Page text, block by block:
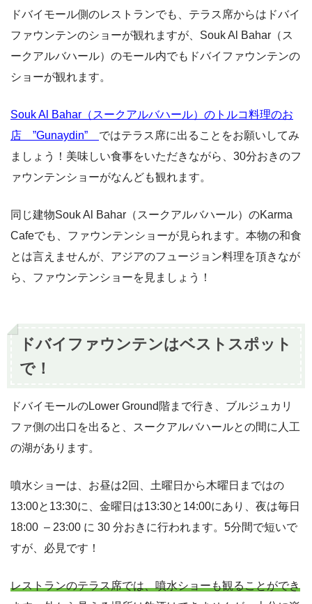
ドバイモール側のレストランでも、テラス席からはドバイ
ファウンテンのショーが観れますが、Souk Al Bahar（ス
ークアルバハール）のモール内でもドバイファウンテンの
ショーが観れます。
Souk Al Bahar（スークアルバハール）のトルコ料理のお
店 ”Gunaydin” ではテラス席に出ることをお願いしてみ
ましょう！美味しい食事をいただきながら、30分おきのフ
ァウンテンショーがなんども観れます。
同じ建物Souk Al Bahar（スークアルバハール）のKarma
Cafeでも、ファウンテンショーが見られます。本物の和食
とは言えませんが、アジアのフュージョン料理を頂きなが
ら、ファウンテンショーを見ましょう！
ドバイファウンテンはベストスポット
で！
ドバイモールのLower Ground階まで行き、ブルジュカリ
ファ側の出口を出ると、スークアルバハールとの間に人工
の湖があります。
噴水ショーは、お昼は2回、土曜日から木曜日まではの
13:00と13:30に、金曜日は13:30と14:00にあり、夜は毎日
18:00 – 23:00 に 30 分おきに行われます。5分間で短いで
すが、必見です！
レストランのテラス席では、噴水ショーも観ることができ